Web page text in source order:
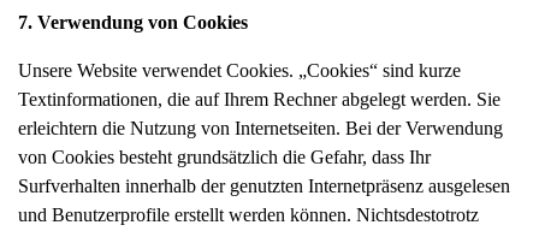
7. Verwendung von Cookies
Unsere Website verwendet Cookies. „Cookies“ sind kurze
Textinformationen, die auf Ihrem Rechner abgelegt werden. Sie
erleichtern die Nutzung von Internetseiten. Bei der Verwendung
von Cookies besteht grundsätzlich die Gefahr, dass Ihr
Surfverhalten innerhalb der genutzten Internetpräsenz ausgelesen
und Benutzerprofile erstellt werden können. Nichtsdestotrotz